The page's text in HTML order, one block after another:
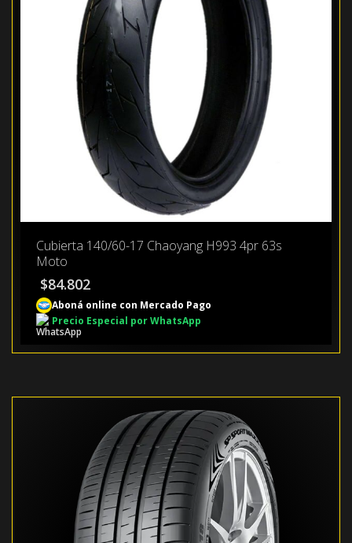
Cubierta 140/60-17 Chaoyang H993 4pr 63s
Moto
$84.802
Aboná online con Mercado Pago
Precio Especial por WhatsApp